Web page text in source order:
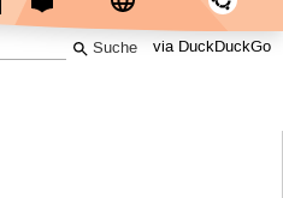
via DuckDuckGo